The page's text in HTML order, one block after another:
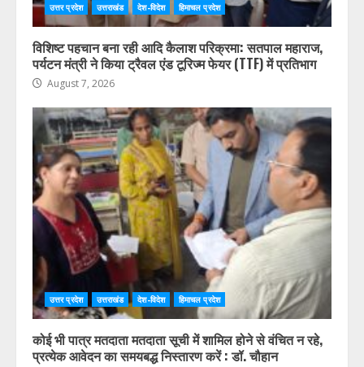
उत्तर प्रदेश उत्तराखंड देश-विदेश हिमाचल प्रदेश
विशिष्ट पहचान बना रही आदि कैलाश परिक्रमा: सतपाल महाराज,
पर्यटन मंत्री ने किया ट्रैवल एंड टूरिज्म फेयर (TTF) में प्रतिभाग
August 7, 2026
उत्तर प्रदेश उत्तराखंड देश-विदेश हिमाचल प्रदेश
कोई भी पात्र मतदाता मतदाता सूची में शामिल होने से वंचित न रहे,
प्रत्येक आवेदन का समयबद्ध निस्तारण करें : डॉ. चौहान